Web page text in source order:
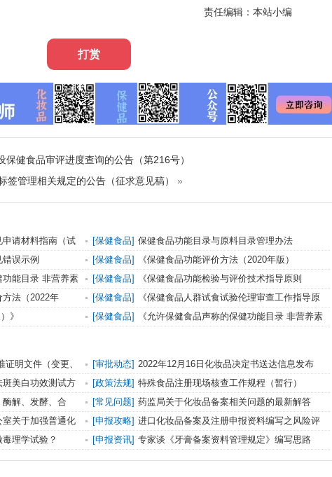
责任编辑：本站小编
打赏
保健食品审评进度查询的公告（第216号）
签管理相关规定的公告（征求意见稿） »
请材料指南（试
[保健食品] 保健食品功能目录与原料目录管理办法
误示例 [保健食品]
《保健食品功能评价方法（2020年版）
功能目录 非营养素
[保健食品]
《保健食品功能检验与评价技术指导原则
（2022年版）》
方法（2022年
[保健食品]
《保健食品人群试食试验伦理审查工作指导原
则（2022年版）》
》 [保健食品]
《允许保健食品声称的保健功能目录 非营养素
明文件（变更、
[审批动态] 2022年12月16日化妆品决定书送达信息发布
美白功效测试方
的通知
[政策法规] 特殊食品注册现场核查工作规程（暂行）
解、发酵、合
健食品，有哪些注
[常见问题] 药监局关于化妆品备案相关问题的最新解答
关于加强普通化
[申报攻略] 进口化妆品备案及注册申报资料编写之风险评
估篇
理学试验？ [申报资讯] 专家谈《牙膏备案资料管理规定》编写思路